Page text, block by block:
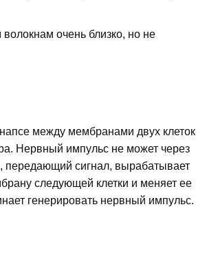
очень близко, но не
между мембранами двух клеток
Нервный импульс не может через
передающий сигнал, вырабатывает
следующей клетки и меняет ее
генерировать нервный импульс.